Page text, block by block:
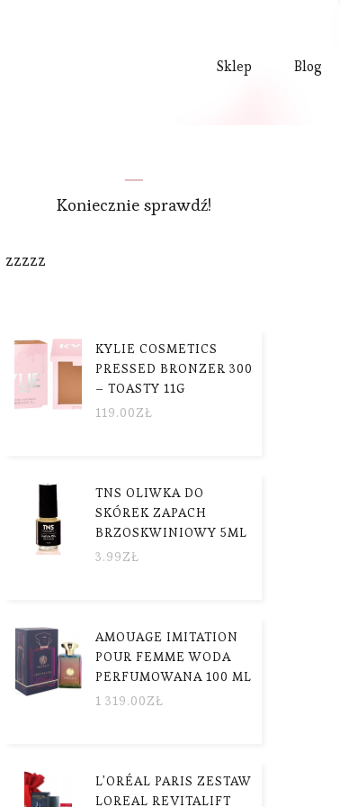
Sklep Blog
Koniecznie sprawdź!
zzzzz
KYLIE COSMETICS
PRESSED BRONZER 300
– TOASTY 11G
119.00ZŁ
TNS OLIWKA DO
SKÓREK ZAPACH
BRZOSKWINIOWY 5ML
3.99ZŁ
AMOUAGE IMITATION
POUR FEMME WODA
PERFUMOWANA 100 ML
1 319.00ZŁ
L'ORÉAL PARIS ZESTAW
LOREAL REVITALIFT